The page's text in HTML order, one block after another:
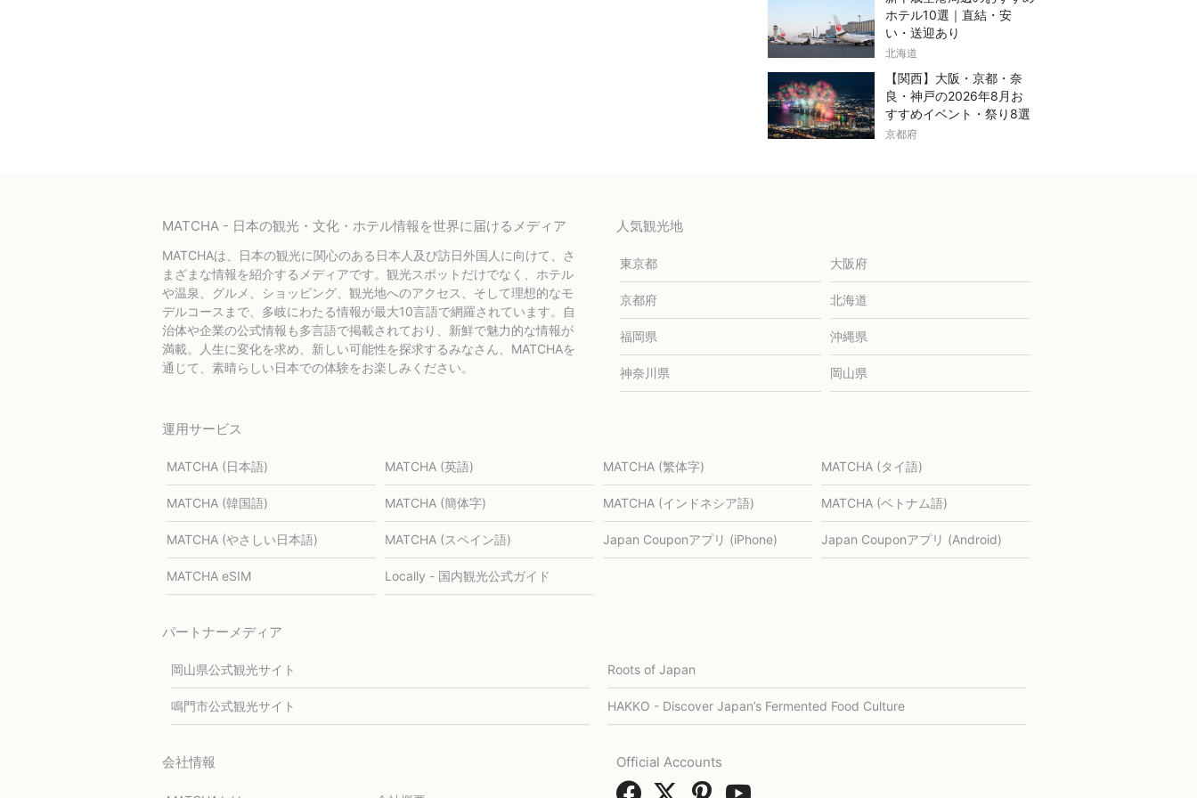
ホテル10選｜直結・安
い・送迎あり
北海道
【関西】大阪・京都・奈
良・神戸の2026年8月お
すすめイベント・祭り8選
京都府
MATCHA - 日本の観光・文化・ホテル情報を世界に届けるメディア
MATCHAは、日本の観光に関心のある日本人及び訪日外国人に向けて、さ
まざまな情報を紹介するメディアです。観光スポットだけでなく、ホテル
や温泉、グルメ、ショッピング、観光地へのアクセス、そして理想的なモ
デルコースまで、多岐にわたる情報が最大10言語で網羅されています。自
治体や企業の公式情報も多言語で掲載されており、新鮮で魅力的な情報が
満載。人生に変化を求め、新しい可能性を探求するみなさん、MATCHAを
通じて、素晴らしい日本での体験をお楽しみください。
人気観光地
東京都 大阪府
京都府 北海道
福岡県 沖縄県
神奈川県 岡山県
運用サービス
MATCHA (日本語) MATCHA (英語) MATCHA (繁体字) MATCHA (タイ語)
MATCHA (韓国語) MATCHA (簡体字) MATCHA (インドネシア語) MATCHA (ベトナム語)
MATCHA (やさしい日本語) MATCHA (スペイン語) Japan Couponアプリ (iPhone) Japan Couponアプリ (Android)
MATCHA eSIM Locally - 国内観光公式ガイド
パートナーメディア
岡山県公式観光サイト Roots of Japan
鳴門市公式観光サイト HAKKO - Discover Japan’s Fermented Food Culture
会社情報 Official Accounts